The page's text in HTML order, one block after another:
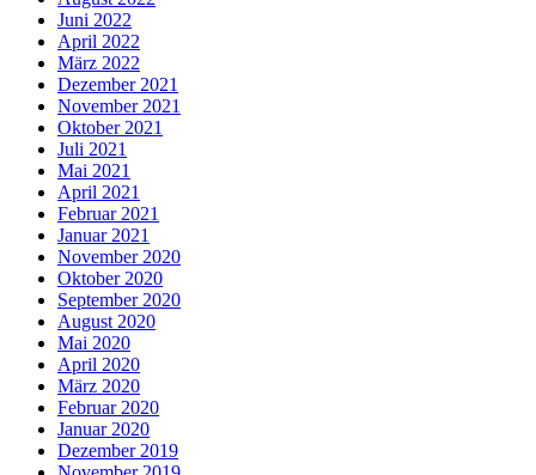
Juni 2022
April 2022
März 2022
Dezember 2021
November 2021
Oktober 2021
Juli 2021
Mai 2021
April 2021
Februar 2021
Januar 2021
November 2020
Oktober 2020
September 2020
August 2020
Mai 2020
April 2020
März 2020
Februar 2020
Januar 2020
Dezember 2019